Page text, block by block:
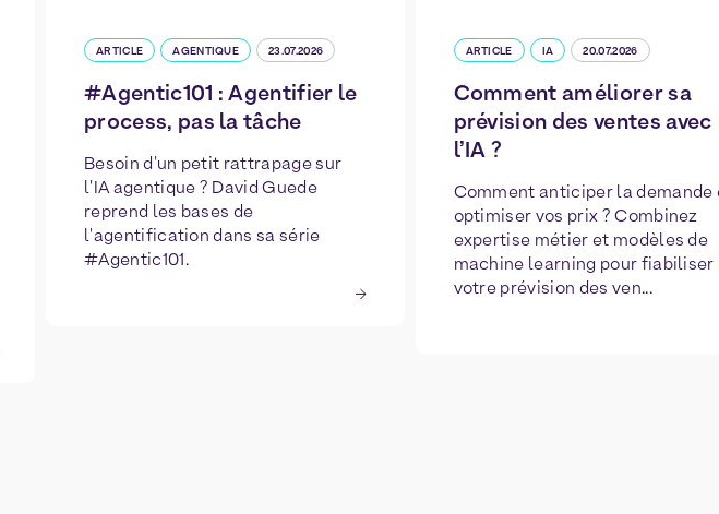
ARTICLE AGENTIQUE 23.07.2026
#Agentic101 : Agentifier le
process, pas la tâche
Besoin d'un petit rattrapage sur
l'IA agentique ? David Guede
reprend les bases de
l'agentification dans sa série
#Agentic101.
ARTICLE IA 20.07.2026
Comment améliorer sa
prévision des ventes avec
l’IA ?
Comment anticiper la demande
optimiser vos prix ? Combinez
expertise métier et modèles de
machine learning pour fiabiliser
votre prévision des ven...